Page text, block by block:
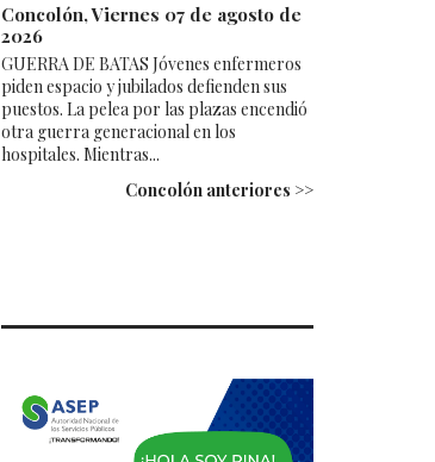
Concolón, Viernes 07 de agosto de
2026
GUERRA DE BATAS Jóvenes enfermeros
piden espacio y jubilados defienden sus
puestos. La pelea por las plazas encendió
otra guerra generacional en los
hospitales. Mientras...
Concolón anteriores >>